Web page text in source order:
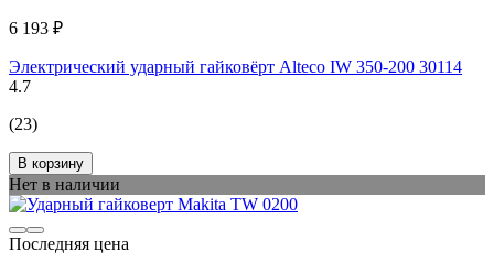
6 193 ₽
Электрический ударный гайковёрт Alteco IW 350-200 30114
4.7
(23)
В корзину
Нет в наличии
Последняя цена